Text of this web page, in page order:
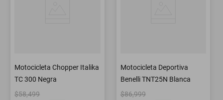
Motocicleta Chopper Italika
TC 300 Negra
$58,499
Motocicleta Deportiva
Benelli TNT25N Blanca
$86,999